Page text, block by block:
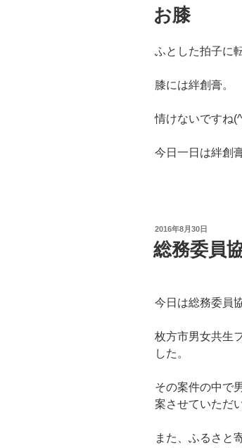
稿
日:
お膝
ふとした拍子に
膝には絆創膏。
情けないですね
今日一日は絆創
投
稿
日:
2016年8月30日
総務委員
今日は総務委員
枚方市男女共生
した。
その案件の中で
案させていただ
また、ふるさと